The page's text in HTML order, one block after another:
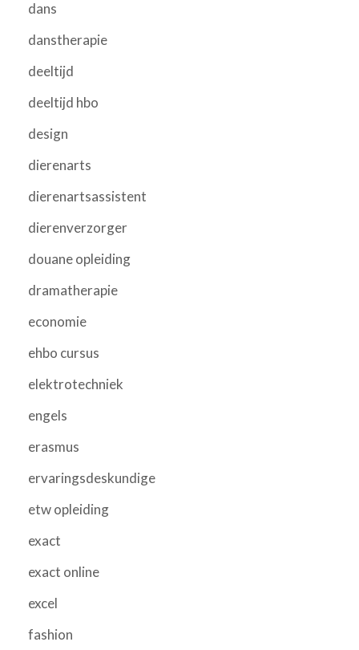
dans
danstherapie
deeltijd
deeltijd hbo
design
dierenarts
dierenartsassistent
dierenverzorger
douane opleiding
dramatherapie
economie
ehbo cursus
elektrotechniek
engels
erasmus
ervaringsdeskundige
etw opleiding
exact
exact online
excel
fashion